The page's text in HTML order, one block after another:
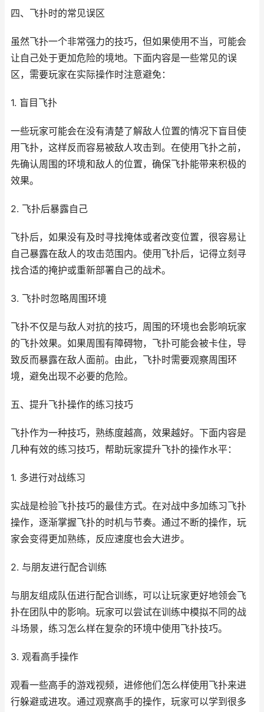
四、飞扑时的常见误区
虽然飞扑一个非常强力的技巧，但如果使用不当，可能会
让自己处于更加危险的境地。下面内容是一些常见的误
区，需要玩家在实际操作时注意避免：
1. 盲目飞扑
一些玩家可能会在没有清楚了解敌人位置的情况下盲目使
用飞扑，这样反而容易被敌人攻击到。在使用飞扑之前，
先确认周围的环境和敌人的位置，确保飞扑能带来积极的
效果。
2. 飞扑后暴露自己
飞扑后，如果没有及时寻找掩体或者改变位置，很容易让
自己暴露在敌人的攻击范围内。使用飞扑后，记得立刻寻
找合适的掩护或重新部署自己的战术。
3. 飞扑时忽略周围环境
飞扑不仅是与敌人对抗的技巧，周围的环境也会影响玩家
的飞扑效果。如果周围有障碍物，飞扑可能会被卡住，导
致反而暴露在敌人面前。由此，飞扑时需要观察周围环
境，避免出现不必要的危险。
五、提升飞扑操作的练习技巧
飞扑作为一种技巧，熟练度越高，效果越好。下面内容是
几种有效的练习技巧，帮助玩家提升飞扑的操作水平：
1. 多进行对战练习
实战是检验飞扑技巧的最佳方式。在对战中多加练习飞扑
操作，逐渐掌握飞扑的时机与节奏。通过不断的操作，玩
家会变得更加熟练，反应速度也会大进步。
2. 与朋友进行配合训练
与朋友组成队伍进行配合训练，可以让玩家更好地领会飞
扑在团队中的影响。玩家可以尝试在训练中模拟不同的战
斗场景，练习怎么样在复杂的环境中使用飞扑技巧。
3. 观看高手操作
观看一些高手的游戏视频，进修他们怎么样使用飞扑来进
行躲避或进攻。通过观察高手的操作，玩家可以学到很多